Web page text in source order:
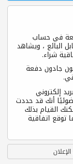
في حساب
البائع ، ويشاهد
شراء.
جادون دفعة
إلكتروني
أنك قد حددت
القيام بذلك
توقع اتفاقية